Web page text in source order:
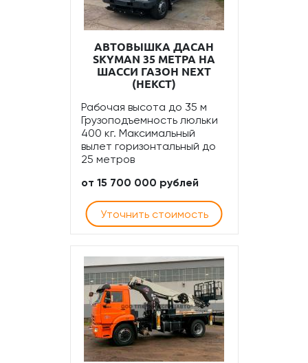
АВТОВЫШКА ДАСАН
SKYMAN 35 МЕТРА НА
ШАССИ ГАЗОН NEXT
(НЕКСТ)
Рабочая высота до 35 м
Грузоподъемность люльки
400 кг. Максимальный
вылет горизонтальный до
25 метров
от 15 700 000 рублей
Уточнить стоимость